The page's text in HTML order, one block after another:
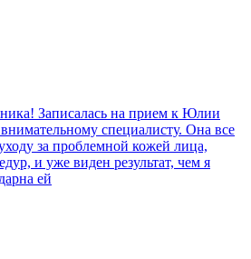
Записалась на прием к Юлии
специалисту. Она все
за проблемной кожей лица,
и уже виден результат, чем я
ей